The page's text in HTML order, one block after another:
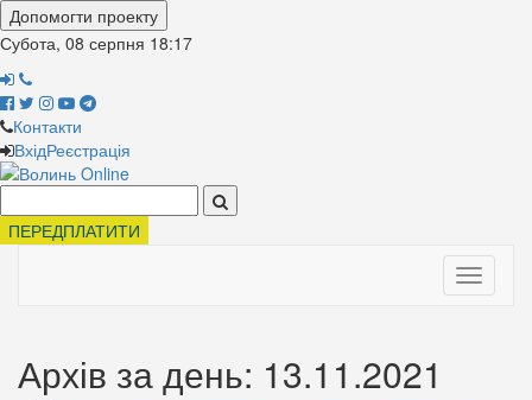
Допомогти проекту
Субота, 08 серпня 18:17
Контакти
ВхідРеєстрація
ПЕРЕДПЛАТИТИ
Toggle
Архів за день: 13.11.2021